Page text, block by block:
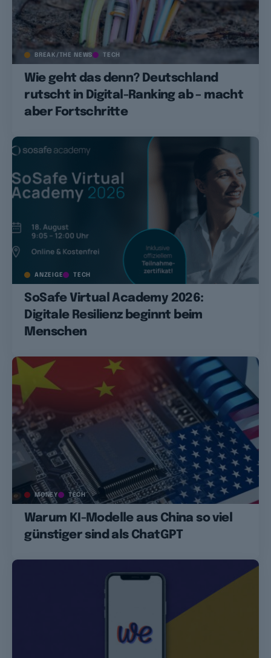
BREAK/THE NEWS TECH
Wie geht das denn? Deutschland
rutscht in Digital-Ranking ab – macht
aber Fortschritte
ANZEIGE TECH
SoSafe Virtual Academy 2026:
Digitale Resilienz beginnt beim
Menschen
MONEY TECH
Warum KI-Modelle aus China so viel
günstiger sind als ChatGPT